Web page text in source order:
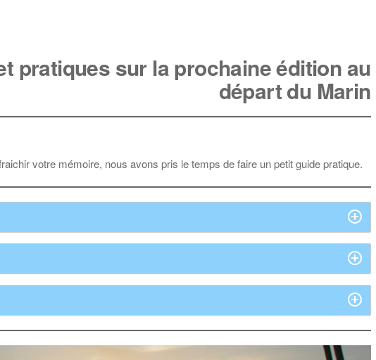
pratiques sur la prochaine édition au
départ du Marin
votre mémoire, nous avons pris le temps de faire un petit guide pratique.